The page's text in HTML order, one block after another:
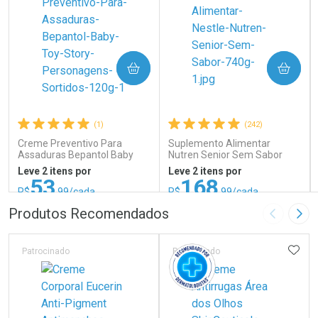
(1)
Creme Preventivo Para
Assaduras Bepantol Baby
Toy Story Personagens
Sortidos 120g
Leve 2 itens por
R$53,99/cada
COMPRAR
FECHAR
FECHAR
Por Menos
(242)
Suplemento Alimentar
Nutren Senior Sem Sabor
740g
Leve 2 itens por
R$168,99/cada
COMPRAR
Por Menos
Produtos Recomendados Imagem
Patrocinado Patrocinado